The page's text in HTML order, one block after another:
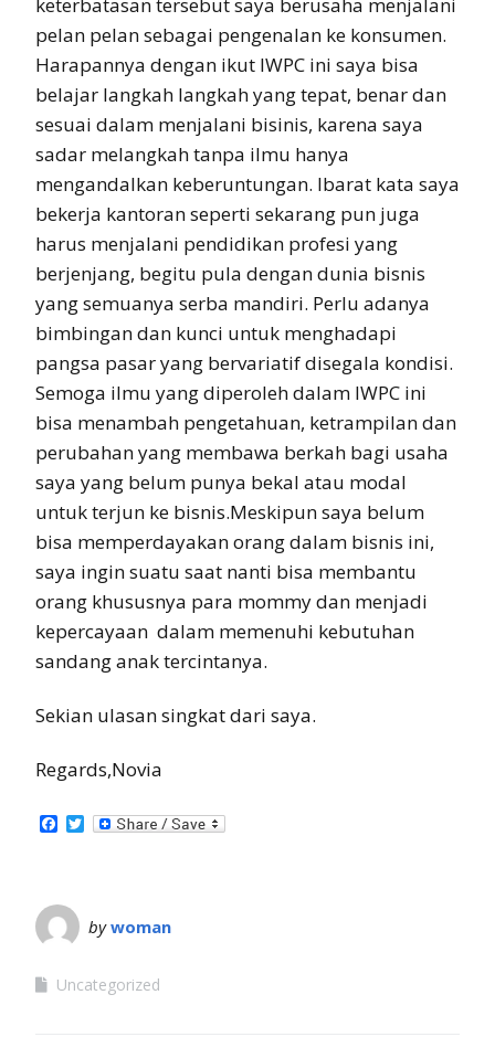
pelan pelan sebagai pengenalan ke konsumen.
Harapannya dengan ikut IWPC ini saya bisa
belajar langkah langkah yang tepat, benar dan
sesuai dalam menjalani bisinis, karena saya
sadar melangkah tanpa ilmu hanya
mengandalkan keberuntungan. Ibarat kata saya
bekerja kantoran seperti sekarang pun juga
harus menjalani pendidikan profesi yang
berjenjang, begitu pula dengan dunia bisnis
yang semuanya serba mandiri. Perlu adanya
bimbingan dan kunci untuk menghadapi
pangsa pasar yang bervariatif disegala kondisi.
Semoga ilmu yang diperoleh dalam IWPC ini
bisa menambah pengetahuan, ketrampilan dan
perubahan yang membawa berkah bagi usaha
saya yang belum punya bekal atau modal
untuk terjun ke bisnis.Meskipun saya belum
bisa memperdayakan orang dalam bisnis ini,
saya ingin suatu saat nanti bisa membantu
orang khususnya para mommy dan menjadi
kepercayaan dalam memenuhi kebutuhan
sandang anak tercintanya.
Sekian ulasan singkat dari saya.
Regards,Novia
Facebook
Twitter
bywoman
Uncategorized